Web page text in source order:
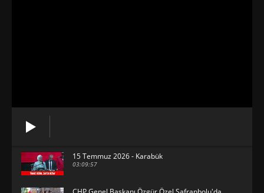
15 Temmuz 2026 - Karabük
03:09:57